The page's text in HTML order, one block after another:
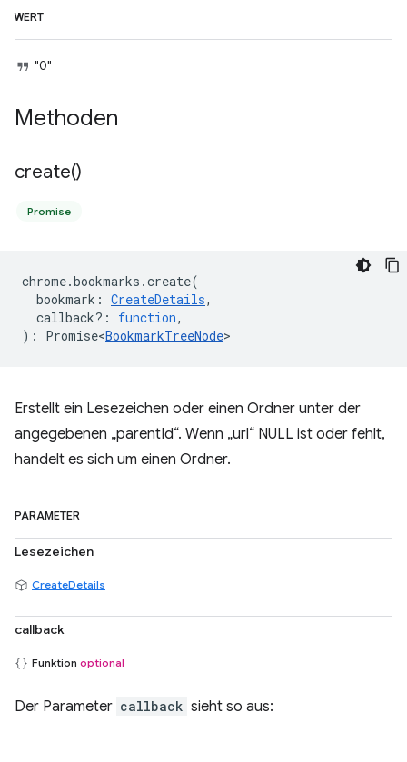
WERT
"0"
Methoden
create()
Promise
chrome.bookmarks .create(
bookmark : CreateDetails,
callback? : function,
) : Promise<BookmarkTreeNode>
Erstellt ein Lesezeichen oder einen Ordner unter der
angegebenen „parentId“. Wenn „url“ NULL ist oder fehlt,
handelt es sich um einen Ordner.
PARAMETER
Lesezeichen
CreateDetails
callback
Funktion optional
Der Parameter callback sieht so aus: